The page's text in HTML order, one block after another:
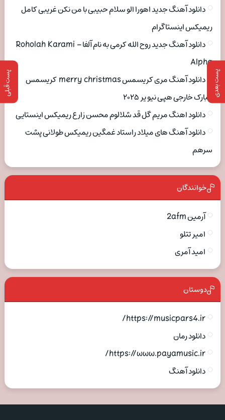
پست بعدی پست قبلی
دانلود آهنگ جدید اهورا الو سلام حبیبی با من نکن غریبی کامل
ریمیکس اینستاگرام
دانلود آهنگ جدید روح الله کرمی به نام آلفا Roholah Karami –
Alpha
دانلود آهنگ مری کریسمس merry christmas کریسمس
مبارک خارجی هپی نیو یر ۲۰۲۵
دانلود اهنگ مریم گل قد شلالوم محسن زارع ریمیکس اینستایی
دانلود آهنگ های میلاد راستاد غمگین ریمیکس طولانی پشت
سرهم
خوانندگان
آرمین 2afm
امیر تتلو
امید آمری
دوستان
https://musicpars4.ir/
دانلود رمان
https://www.payamusic.ir/
دانلود آهنگ